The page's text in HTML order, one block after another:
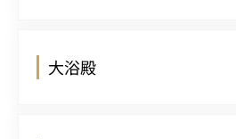
大浴殿